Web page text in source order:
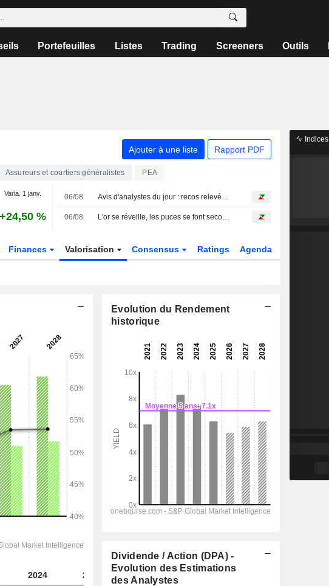
Portefeuilles Listes Trading Screeners Outils
Ajouter à une liste Rapport PDF
Assureurs et courtiers généralistes PEA
Varia. 1 janv.
+24,50 %
06/08 Avis d'analystes du jour : recos relevées sur L'Oréal et Clariant
06/08 L'or se réveille, les puces se font secouer
Finances Valorisation Consensus Ratings Agenda
2024 2025 2026
Evolution du Rendement
historique
Dividende / Action (DPA) -
Evolution des Estimations
des Analystes
Indices